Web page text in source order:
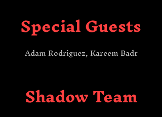
Special Guests
Adam Rodriguez, Kareem Badr​​
Shadow Team